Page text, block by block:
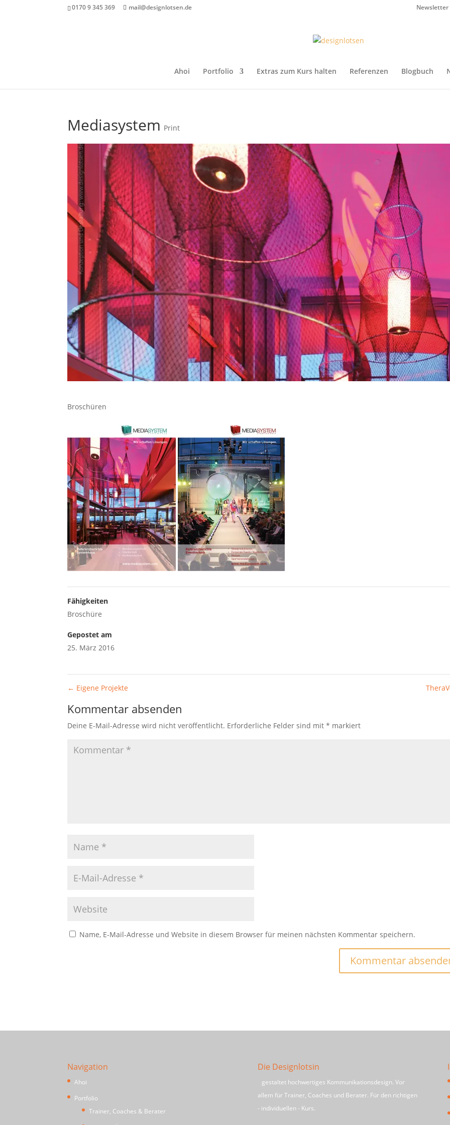
0170 9 345 369 mail@designlotsen.de Newsletter
Ahoi Portfolio Extras zum Kurs halten Referenzen Blogbuch
Mediasystem Print
Broschüren
Fähigkeiten
Broschüre
Gepostet am
25. März 2016
← Eigene Projekte
Kommentar absenden
Deine E-Mail-Adresse wird nicht veröffentlicht. Erforderliche Felder sind mit* markiert
Name, E-Mail-Adresse und Website in diesem Browser für meinen nächsten Kommentar speichern.
Navigation
Ahoi
Portfolio
Trainer, Coaches & Berater
Die Designlotsin
gestaltet hochwertiges Kommunikationsdesign. Vor
allem für Trainer, Coaches und Berater. Für den richtigen
- individuellen - Kurs.